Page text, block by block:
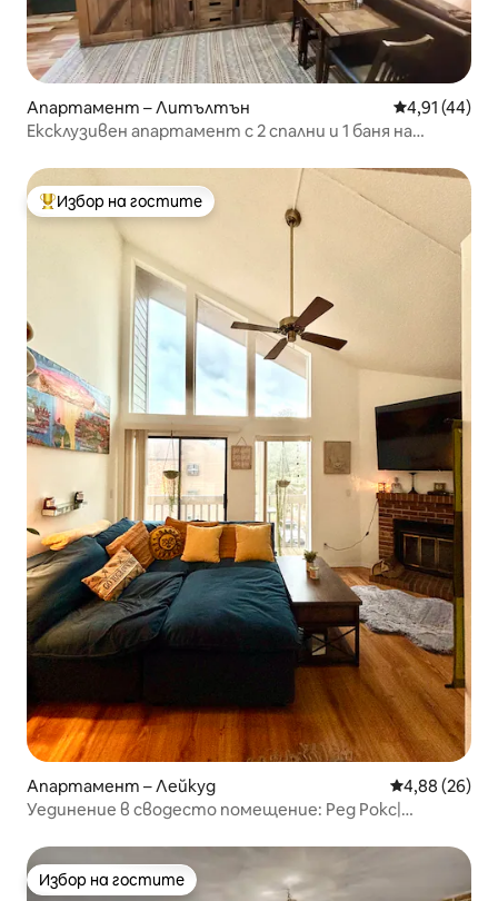
Апартамент – Литълтън Средна
4,91 (44)
Ексклузивен апартамент с 2 спални и 1 баня на
Най-популярен избор на гостите
Избор на гостите
Апартамент – Лейкуд Средна
4,88 (26)
Уединение в сводесто помещение: Ред Рокс|
Избор на гостите
Избор на гостите